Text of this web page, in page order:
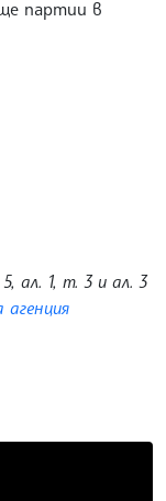
партии в
ал. 1, т. 3 и ал. 3